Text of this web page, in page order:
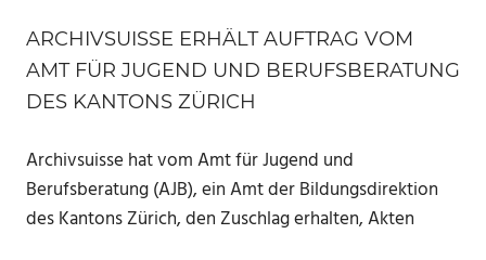
ARCHIVSUISSE ERHÄLT AUFTRAG VOM
AMT FÜR JUGEND UND BERUFSBERATUNG
DES KANTONS ZÜRICH
Archivsuisse hat vom Amt für Jugend und
Berufsberatung (AJB), ein Amt der Bildungsdirektion
des Kantons Zürich, den Zuschlag erhalten, Akten